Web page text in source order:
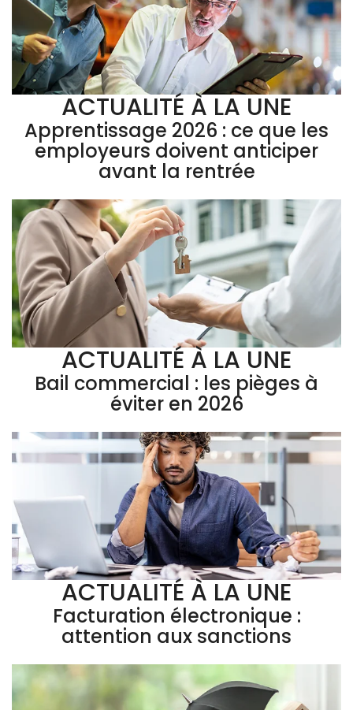
ACTUALITÉ À LA UNE
Apprentissage 2026 : ce que les
employeurs doivent anticiper
avant la rentrée
ACTUALITÉ À LA UNE
Bail commercial : les pièges à
éviter en 2026
ACTUALITÉ À LA UNE
Facturation électronique :
attention aux sanctions